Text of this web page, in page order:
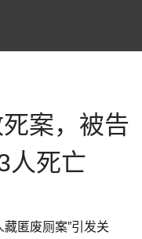
案，被告
人死亡
匿废厕案”引发关